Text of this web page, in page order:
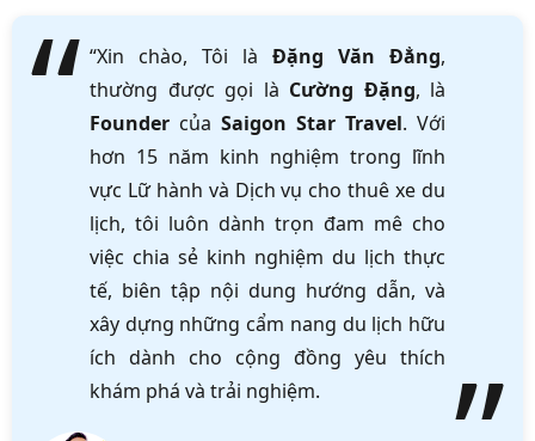
“Xin chào, Tôi là Đặng Văn Đẳng,
thường được gọi là Cường Đặng, là
Founder của Saigon Star Travel. Với
hơn 15 năm kinh nghiệm trong lĩnh
vực Lữ hành và Dịch vụ cho thuê xe du
lịch, tôi luôn dành trọn đam mê cho
việc chia sẻ kinh nghiệm du lịch thực
tế, biên tập nội dung hướng dẫn, và
xây dựng những cẩm nang du lịch hữu
ích dành cho cộng đồng yêu thích
khám phá và trải nghiệm.